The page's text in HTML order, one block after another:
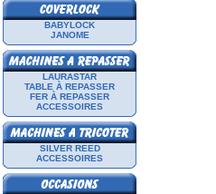
BABYLOCK
JANOME
LAURASTAR
TABLE À REPASSER
FER À REPASSER
ACCESSOIRES
SILVER REED
ACCESSOIRES